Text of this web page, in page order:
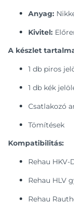
Anyag:
Kivitel:
A készlet
1 db piros
1 db kék
Csatlakozó
Tömítések
Kompatibilitás:
Rehau
Rehau HLV
Rehau